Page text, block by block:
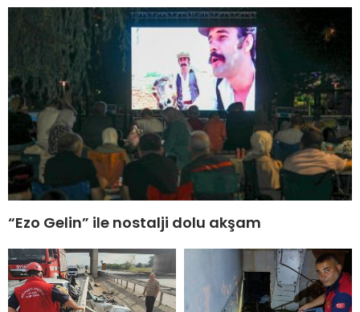
“Ezo Gelin” ile nostalji dolu akşam